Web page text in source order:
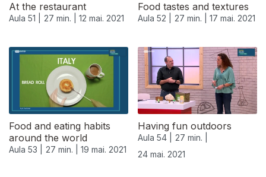
At the restaurant
Aula 51 | 27 min. | 12 mai. 2021
Food tastes and textures
Aula 52 | 27 min. | 17 mai. 2021
Food and eating habits
around the world
Aula 53 | 27 min. | 19 mai. 2021
Having fun outdoors
Aula 54 |
27 min. |
24 mai. 2021